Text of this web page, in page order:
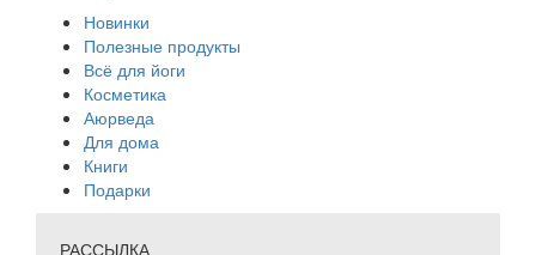
Новинки
Полезные продукты
Всё для йоги
Косметика
Аюрведа
Для дома
Книги
Подарки
РАССЫЛКА